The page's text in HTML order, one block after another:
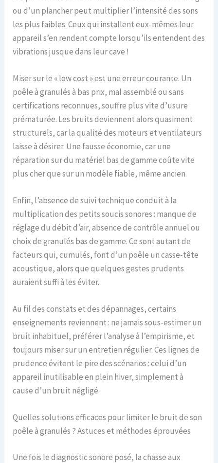
ou d’un plancher peut multiplier l’intensité des sons
les plus faibles. Ceux qui installent eux-mêmes leur
appareil s’en rendent compte lorsqu’ils entendent des
vibrations jusque dans leur cave !
Miser sur le « low cost » est une erreur courante. Un
poêle à granulés à bas prix, mal assemblé ou sans
certifications reconnues, souffre plus vite d’usure
prématurée. Les bruits deviennent alors quasiment
structurels, car la qualité des moteurs et ventilateurs
laisse à désirer. Une fausse économie, car une
réparation sur du matériel bas de gamme coûte vite
plus cher que sur un modèle fiable, même ancien.
Enfin, l’absence de suivi technique conduit à la
multiplication des petits soucis sonores : manque de
réglage du débit d’air, absence de contrôle annuel ou
choix de granulés bas de gamme. Ce sont autant de
facteurs qui, cumulés, font d’un poêle un casse-tête
acoustique, alors que quelques gestes prudents
auraient suffi à les éviter.
Au fil des constats et des dépannages, certains
enseignements reviennent : ne jamais sous-estimer un
bruit inhabituel, préférer l’analyse à l’empirisme, et
toujours miser sur un entretien régulier. Ces lignes de
prudence évitent le pire des scénarios : celui d’un
appareil inutilisable en plein hiver, simplement à
cause d’un bruit négligé.
Quelles solutions efficaces pour limiter le bruit de son
poêle à granulés ? Astuces et méthodes éprouvées
Une fois le diagnostic sonore posé, la chasse aux